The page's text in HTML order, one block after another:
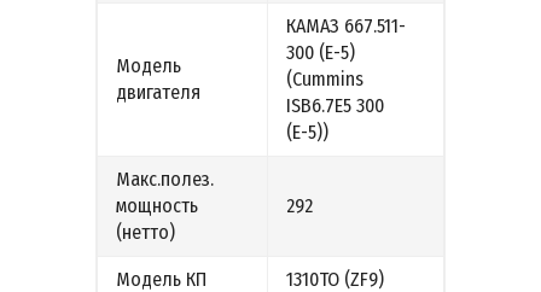
Модель
двигателя
КАМАЗ 667.511-
300 (Е-5)
(Cummins
ISB6.7E5 300
(Е-5))
Макс.полез.
мощность
(нетто)
292
Модель КП 1310ТО (ZF9)